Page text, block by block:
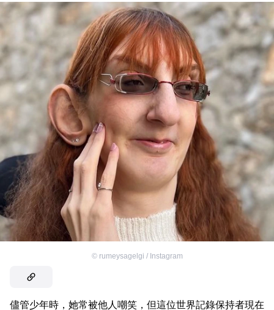
© rumeysagelgi / Instagram
儘管少年時，她常被他人嘲笑，但這位世界記錄保持者現在